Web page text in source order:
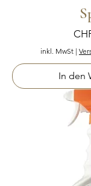
inkl. MwSt |
In den